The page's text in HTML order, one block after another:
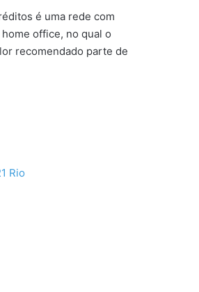
é uma rede com
office, no qual o
recomendado parte de
Rio